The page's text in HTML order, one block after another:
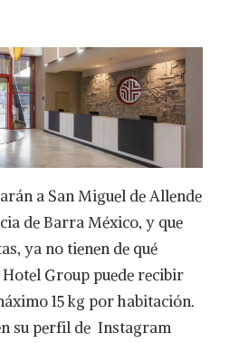
a San Miguel de Allende
de Barra México, y que
ya no tienen de qué
Group puede recibir
15 kg por habitación.
su perfil de Instagram